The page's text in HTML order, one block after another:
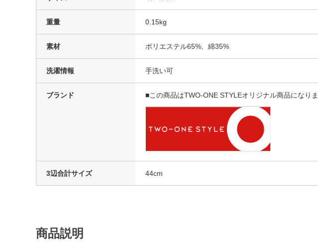
重量 0.15kg
素材 ポリエステル65%、綿35%
洗濯情報 手洗い可
ブランド ■この商品はTWO-ONE STYLEオリジナル商品になりま
3辺合計サイズ 44cm
商品説明